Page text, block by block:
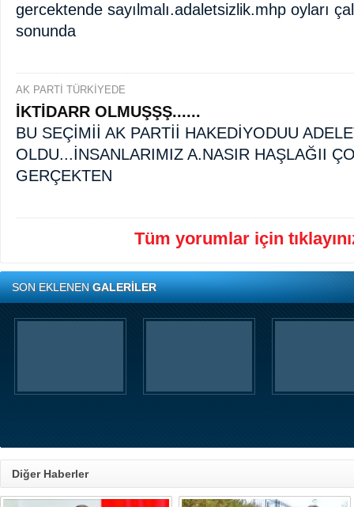
gercektende sayılmalı.adaletsizlik.mhp oyları
sonunda
AK PARTİ TÜRKİYEDE
İKTİDARR OLMUŞŞŞ......
BU SEÇİMİİ AK PARTİİ HAKEDİYODUU
OLDU...İNSANLARIMIZ A.NASIR HAŞLAĞII
GERÇEKTEN
Tüm yorumlar için
SON EKLENENGALERİLER
Diğer Haberler